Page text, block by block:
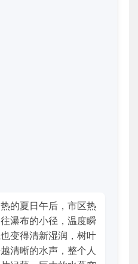
的夏日午后，市区热
瀑布的小径，温度瞬
变得清新湿润，树叶
清晰的水声，整个人